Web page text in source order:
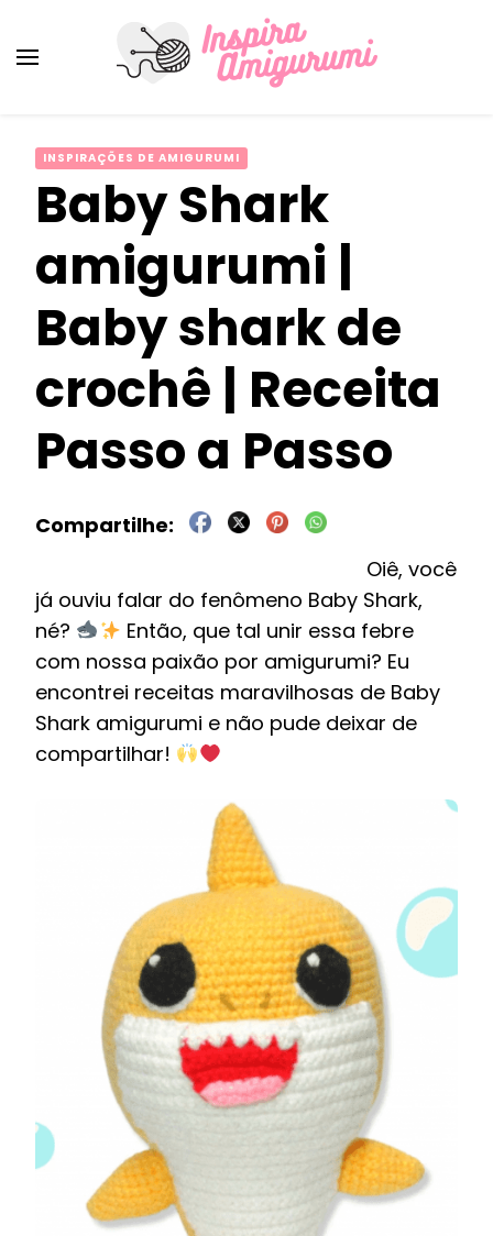
INSPIRAÇÕES DE AMIGURUMI
Baby Shark
amigurumi |
Baby shark de
crochê | Receita
Passo a Passo
Oiê, você
já ouviu falar do fenômeno Baby Shark,
né?
Então, que tal unir essa febre
com nossa paixão por amigurumi? Eu
encontrei receitas maravilhosas de Baby
Shark amigurumi e não pude deixar de
compartilhar!